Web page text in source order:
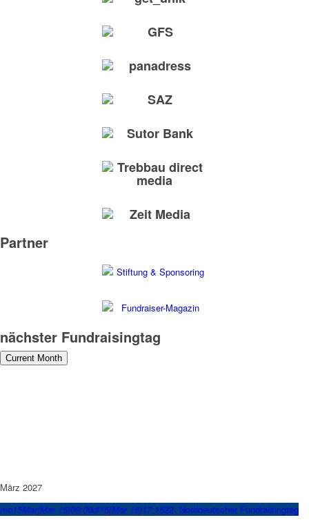
Partner
nächster Fundraisingtag
Current Month
März 2027
mo15Mar(Mar 15)09:00di16(Mar 16)17:1522. Norddeutscher Fundraisingtag